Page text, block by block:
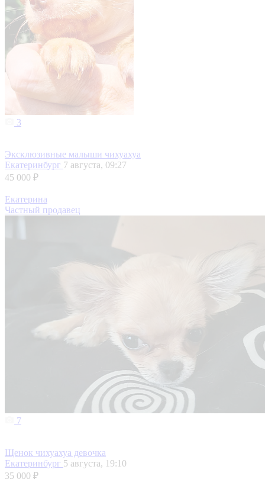
3
Эксклюзивные малыши чихуахуа
Екатеринбург 7 августа, 09:27
45 000 ₽
Екатерина
Частный продавец
7
Щенок чихуахуа девочка
Екатеринбург 5 августа, 19:10
35 000 ₽